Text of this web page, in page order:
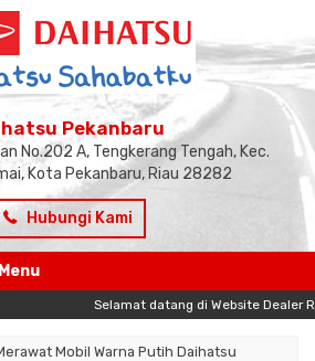
Pekanbaru
No.202 A, Tengkerang Tengah, Kec.
Kota Pekanbaru, Riau 28282
Hubungi Kami
Menu
Selamat datang di Website Dealer
Mobil Warna Putih Daihatsu